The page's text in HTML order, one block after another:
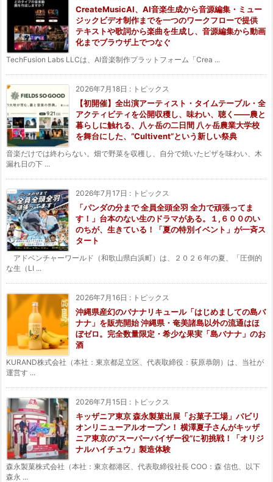
CreateMusicAI、AI音楽生成から音源編集・ミュー
ジックビデオ制作までを一つのワークフローで提供
テキストや歌詞から楽曲を生成し、音源編集から動画
化までブラウザ上でつなぐ
TechFusion Labs LLCは、AI音楽制作プラットフォーム「Crea ...
2026年7月18日 : トピックス
【初開催】全出演アーティスト・タイムテーブル・全
アクティビティを公開収穫し、味わい、聴く——農と
暮らしに触れる、八ヶ岳の二日間 八ヶ岳農業大学校
を舞台にした、“Cultivent”という新しい祭典
音楽だけでは終わらない。畑で野菜を収穫し、自分で焼いたピザを味わい、木
漏れ日の下 ...
2026年7月17日 : トピックス
「パンダの分まで 全員全頭全羽 全力で頑張ってま
す！」台本のない生のドラマがある。１,６００のい
のちが、生きている！「夏の特別イベント」が一斉ス
タート
アドベンチャーワールド（和歌山県白浜町）は、２０２６年の夏、「圧倒的
な生（LI ...
2026年7月16日 : トピックス
沖縄県産幻のバナナリキュール「はじめましての島バ
ナナ」を販売開始 沖縄県・奄美諸島以外の流通はほ
ぼゼロ。完全数量限定・希少な果実「島バナナ」のお
酒
KURAND株式会社（本社：東京都足立区、代表取締役：荻原恭朗）は、当社が
運営す ...
2026年7月15日 : トピックス
キッザニア東京 森永製菓出展「お菓子工場」パビリ
オンリニューアルオープン！ 横澤夏子さんがキッザ
ニア東京の“スーパーバイザー役”に初挑戦！「オリジ
ナルハイチュウ」製造体験
森永製菓株式会社（本社：東京都港区、代表取締役社長 COO：森 信也、以下
森永 ...